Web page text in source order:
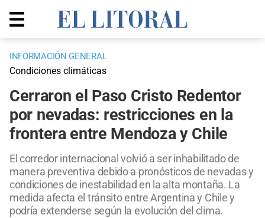
INFORMACIÓN GENERAL
Condiciones climáticas
Cerraron el Paso Cristo Redentor
por nevadas: restricciones en la
frontera entre Mendoza y Chile
El corredor internacional volvió a ser inhabilitado de
manera preventiva debido a pronósticos de nevadas y
condiciones de inestabilidad en la alta montaña. La
medida afecta el tránsito entre Argentina y Chile y
podría extenderse según la evolución del clima.